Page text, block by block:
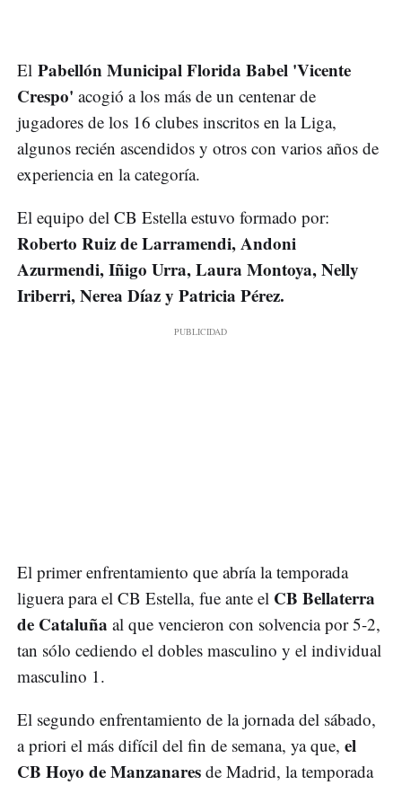
El Pabellón Municipal Florida Babel 'Vicente
Crespo' acogió a los más de un centenar de
jugadores de los 16 clubes inscritos en la Liga,
algunos recién ascendidos y otros con varios años de
experiencia en la categoría.
El equipo del CB Estella estuvo formado por:
Roberto Ruiz de Larramendi, Andoni
Azurmendi, Iñigo Urra, Laura Montoya, Nelly
Iriberri, Nerea Díaz y Patricia Pérez.
El primer enfrentamiento que abría la temporada
liguera para el CB Estella, fue ante el CB Bellaterra
de Cataluña al que vencieron con solvencia por 5-2,
tan sólo cediendo el dobles masculino y el individual
masculino 1.
El segundo enfrentamiento de la jornada del sábado,
a priori el más difícil del fin de semana, ya que, el
CB Hoyo de Manzanares de Madrid, la temporada